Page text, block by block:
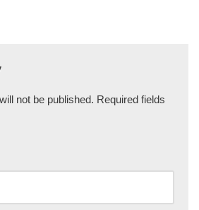
not be published. Required fields